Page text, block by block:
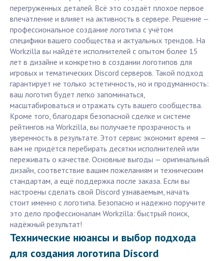
перегруженных деталей. Всё это создаёт плохое первое
впечатление и влияет на активность в сервере. Решение —
профессиональное создание логотипа с учётом
специфики вашего сообщества и актуальных трендов. На
Workzilla вы найдёте исполнителей с опытом более 15
лет в дизайне и конкретно в создании логотипов для
игровых и тематических Discord серверов. Такой подход
гарантирует не только эстетичность, но и продуманность:
ваш логотип будет легко запоминаться,
масштабироваться и отражать суть вашего сообщества.
Кроме того, благодаря безопасной сделке и системе
рейтингов на Workzilla, вы получаете прозрачность и
уверенность в результате. Этот сервис экономит время —
вам не придётся перебирать десятки исполнителей или
переживать о качестве. Основные выгоды — оригинальный
дизайн, соответствие вашим пожеланиям и техническим
стандартам, а ещё поддержка после заказа. Если вы
настроены сделать свой Discord узнаваемым, начать
стоит именно с логотипа. Безопасно и надежно поручите
это дело профессионалам Workzilla: быстрый поиск,
надёжный результат!
Технические нюансы и выбор подхода
для создания логотипа Discord